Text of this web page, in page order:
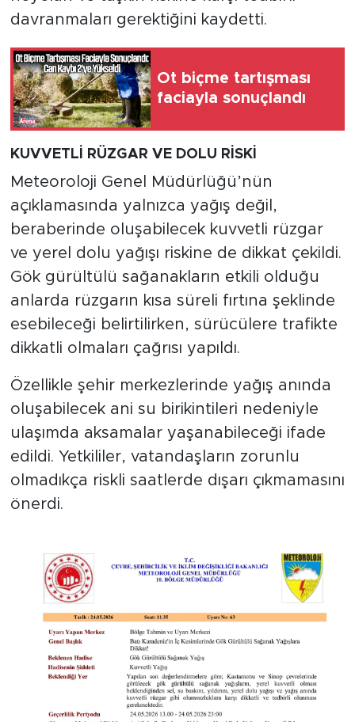
davranmaları gerektiğini kaydetti.
Ot biçme tartışması
faciayla sonuçlandı
KUVVETLİ RÜZGAR VE DOLU RİSKİ
Meteoroloji Genel Müdürlüğü’nün
açıklamasında yalnızca yağış değil,
beraberinde oluşabilecek kuvvetli rüzgar
ve yerel dolu yağışı riskine de dikkat çekildi.
Gök gürültülü sağanakların etkili olduğu
anlarda rüzgarın kısa süreli fırtına şeklinde
esebileceği belirtilirken, sürücülere trafikte
dikkatli olmaları çağrısı yapıldı.
Özellikle şehir merkezlerinde yağış anında
oluşabilecek ani su birikintileri nedeniyle
ulaşımda aksamalar yaşanabileceği ifade
edildi. Yetkililer, vatandaşların zorunlu
olmadıkça riskli saatlerde dışarı çıkmamasını
önerdi.